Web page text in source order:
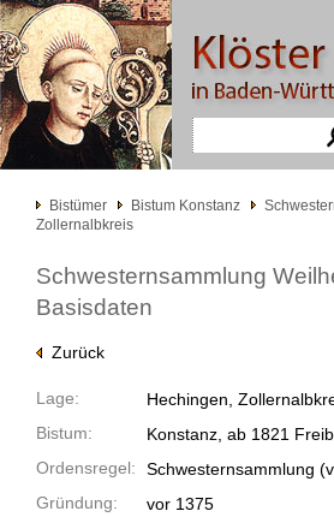
Bistümer Bistum Konstanz
Zollernalbkreis
Schwesternsammlung
Basisdaten
Zurück
Lage:
Hechingen,
Bistum:
Konstanz, ab 1821
Ordensregel:
Schwesternsammlung
Gründung:
vor 1375